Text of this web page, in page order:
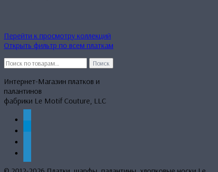
Перейти к просмотру коллекций
Открыть фильтр по всем платкам
Искать:
Поиск
Интернет-Магазин платков и
палантинов
фабрики Le Motif Couture, LLC